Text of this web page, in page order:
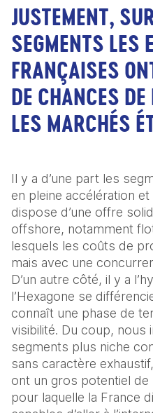
JUSTEMENT,
SEGMENTS LES
FRANÇAISES
DE CHANCES
LES MARCHÉS
Il y a d’une part les
en pleine accélération
dispose d’une offre
offshore, notamment
lesquels les coûts de
mais avec une
D’un autre côté, il y a
l’Hexagone se
connaît une phase de
visibilité. Du coup, nous
segments plus niche
sans caractère
ont un gros potentiel
pour laquelle la France